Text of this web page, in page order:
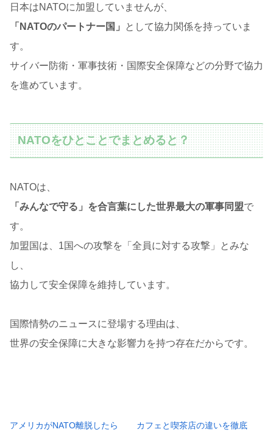
日本はNATOに加盟していませんが、
「NATOのパートナー国」
として協力関係を持っていま
す。
サイバー防衛・軍事技術・国際安全保障などの分野で協力
を進めています。
NATOをひとことでまとめると？
NATOは、
「みんなで守る」を合言葉にした世界最大の軍事同盟で
す。
加盟国は、1国への攻撃を「全員に対する攻撃」とみな
し、
協力して安全保障を維持しています。
国際情勢のニュースに登場する理由は、
世界の安全保障に大きな影響力を持つ存在だからです。
アメリカがNATO離脱したら
カフェと喫茶店の違いを徹底